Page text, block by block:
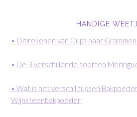
HANDIGE
• Omrekenen van Cups naar Grammen
• De 3 verschillende soorten
• Wat is het verschil tussen
Wijnsteenbakpoeder